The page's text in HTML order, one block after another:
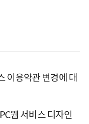
이용약관 변경에 대
웹 서비스 디자인